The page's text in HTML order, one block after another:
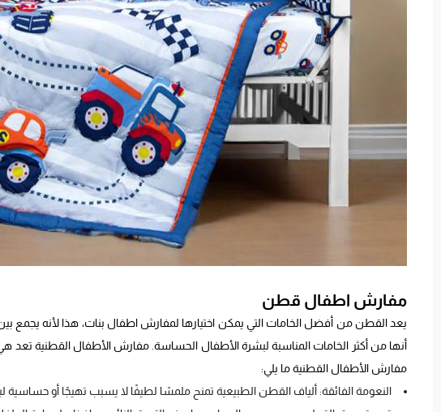
مفارش اطفال قطن
يعد القطن من أفضل الخامات التي يمكن اختيارها لمفارش اطفال بنات، هذا لأنه يجمع
أنها من أكثر الخامات المناسبة لبشرة الأطفال الحساسة. مفارش الأطفال القطنية تعد هي
مفارش الأطفال القطنية ما يلي:
النعومة الفائقة: ألياف القطن الطبيعية تمنح ملمسًا لطيفًا لا يسبب تهيجًا أو حساسية